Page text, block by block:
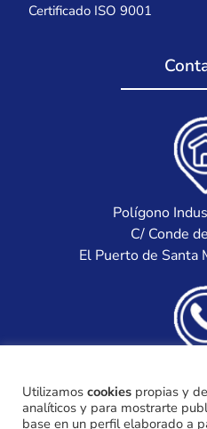
Certificado ISO 9001
Polígono
C/ Conde
El Puerto de Santa
(+34)
Utilizamos cookies propias y
analíticos y para mostrarte
base en un perfil elaborado a